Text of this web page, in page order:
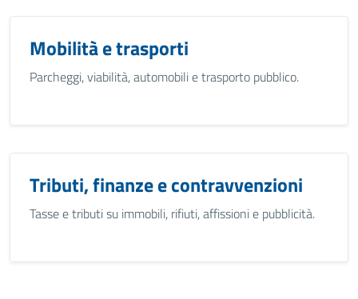
Mobilità e trasporti
Parcheggi, viabilità, automobili e trasporto pubblico.
Tributi, finanze e contravvenzioni
Tasse e tributi su immobili, rifiuti, affissioni e pubblicità.